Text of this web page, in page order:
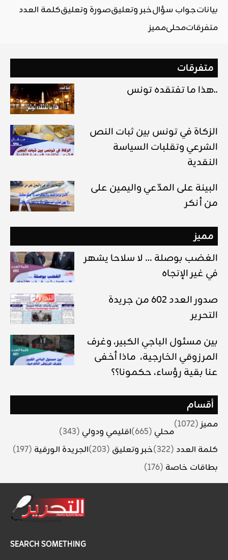
بياناتجواب سؤالخبر وتعليقصورة وتعليقكلمة العدد
متفرقاتمحليمميز
متفرقات
هذا ما تفتقده تونس..
الشرعي وتقلبات السياسة
النقدية
البينة على المدّعي واليمين على
من أنكر
مميز
الغضب بوصلة … لا سلاحا يشهر
في غير الإتجاه
صدور العدد 602 من جريدة
التحرير
بين مسئول الباجي الكبير، وغرف
المرزوقي الخارجية، ماذا أخفى
عنا بقية رؤساء، حكمونا؟؟
أقسام
مميز(1072)
محلي (665) اقليمي ودولي (343)
كلمة العدد (322) خبر وتعليق (203) الجريدة الورقية (197)
بطاقات خاصة (176)
SEARCH SOMETHING